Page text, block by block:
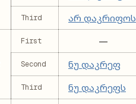
Third არ დაკრიფოს
First —
Second ნუ დაკრეფ
Third ნუ დაკრეფს